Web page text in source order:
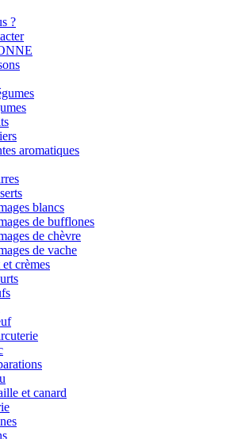
?
aromatiques
blancs
de bufflones
de chèvre
de vache
crèmes
et canard